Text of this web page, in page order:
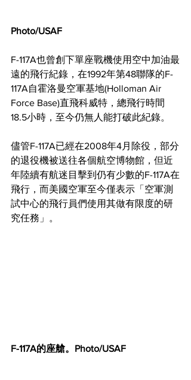
Photo/USAF
F-117A也曾創下單座戰機使用空中加油最
遠的飛行紀錄，在1992年第48聯隊的F-
117A自霍洛曼空軍基地(Holloman Air
Force Base)直飛科威特，總飛行時間
18.5小時，至今仍無人能打破此紀錄。
儘管F-117A已經在2008年4月除役，部分
的退役機被送往各個航空博物館，但近
年陸續有航迷目擊到仍有少數的F-117A在
飛行，而美國空軍至今僅表示「空軍測
試中心的飛行員們使用其做有限度的研
究任務」。
F-117A的座艙。Photo/USAF